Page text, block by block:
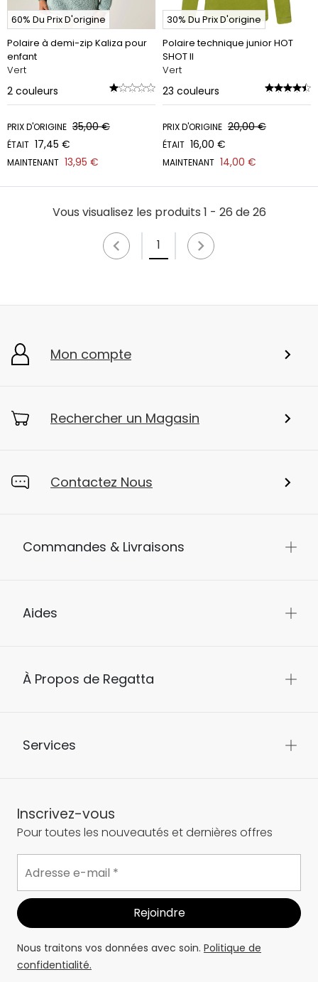
60% Du Prix D'origine
Polaire à demi-zip Kaliza pour
enfant
Vert
2 couleurs
PRIX D'ORIGINE 35,00 €
ÉTAIT 17,45 €
MAINTENANT 13,95 €
30% Du Prix D'origine
Polaire technique junior HOT
SHOT II
Vert
23 couleurs
PRIX D'ORIGINE 20,00 €
ÉTAIT 16,00 €
MAINTENANT 14,00 €
Vous visualisez les produits 1 - 26 de 26
1
Mon compte
Rechercher un Magasin
Contactez Nous
Commandes & Livraisons
Aides
À Propos de Regatta
Services
Inscrivez-vous
Pour toutes les nouveautés et dernières offres
Nous traitons vos données avec soin. Politique de
confidentialité.